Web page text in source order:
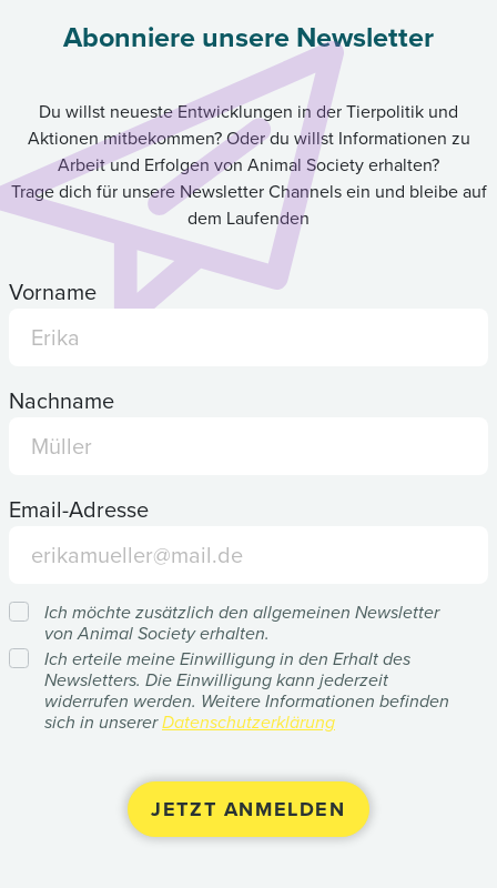
Abonniere unsere Newsletter
Du willst neueste Entwicklungen in der Tierpolitik und
Aktionen mitbekommen? Oder du willst Informationen zu
Arbeit und Erfolgen von Animal Society erhalten?
Trage dich für unsere Newsletter Channels ein und bleibe auf
dem Laufenden
Vorname
Nachname
Email-Adresse
Ich möchte zusätzlich den allgemeinen Newsletter
von Animal Society erhalten.
Ich erteile meine Einwilligung in den Erhalt des
Newsletters. Die Einwilligung kann jederzeit
widerrufen werden. Weitere Informationen befinden
sich in unsererDatenschutzerklärung